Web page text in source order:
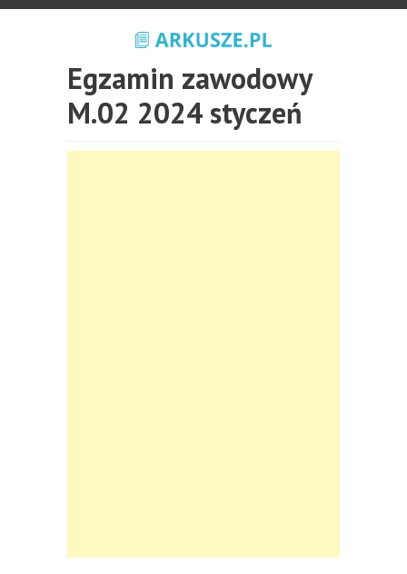
Egzamin zawodowy
M.02 2024 styczeń